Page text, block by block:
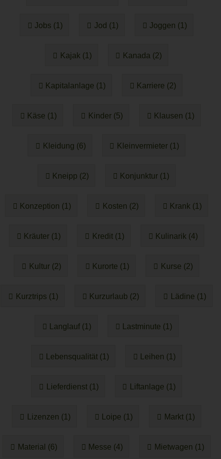
Jobs (1) Jod (1) Joggen (1)
Kajak (1) Kanada (2)
Kapitalanlage (1) Karriere (2)
Käse (1) Kinder (5) Klausen (1)
Kleidung (6) Kleinvermieter (1)
Kneipp (2) Konjunktur (1)
Konzeption (1) Kosten (2) Krank (1)
Kräuter (1) Kredit (1) Kulinarik (4)
Kultur (2) Kurorte (1) Kurse (2)
Kurztrips (1) Kurzurlaub (2) Lädine (1)
Langlauf (1) Lastminute (1)
Lebensqualität (1) Leihen (1)
Lieferdienst (1) Liftanlage (1)
Lizenzen (1) Loipe (1) Markt (1)
Material (6) Messe (4) Mietwagen (1)